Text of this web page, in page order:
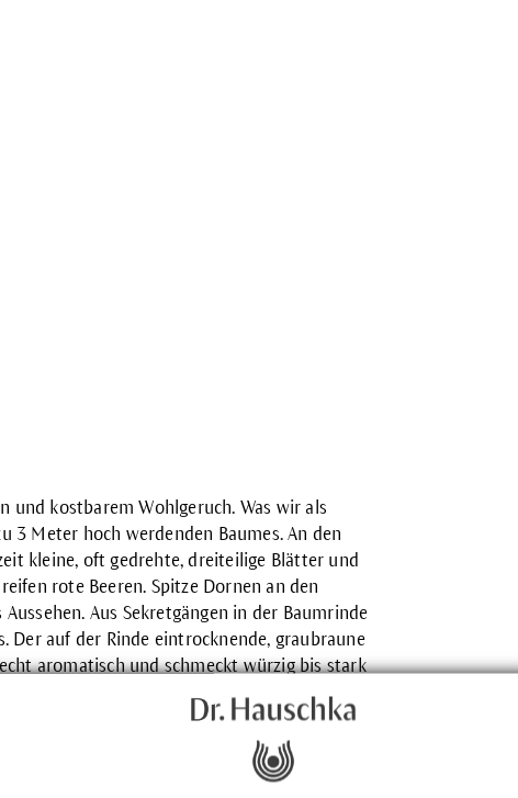
und kostbarem Wohlgeruch. Was wir als
3 Meter hoch werdenden Baumes. An den
kleine, oft gedrehte, dreiteilige Blätter und
rote Beeren. Spitze Dornen an den
Aus Sekretgängen in der Baumrinde
auf der Rinde eintrocknende, graubraune
aromatisch und schmeckt würzig bis stark